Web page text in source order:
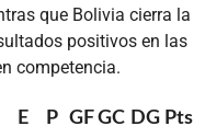
que Bolivia cierra la
positivos en las
competencia.
E P GFGC DG Pts